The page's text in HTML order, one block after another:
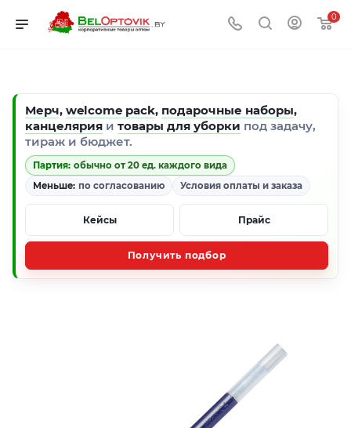
0
Мерч, welcome pack, подарочные наборы,
канцелярия и товары для уборки под задачу,
тираж и бюджет.
Партия: обычно от 20 ед. каждого вида
Меньше: по согласованию Условия оплаты и заказа
Кейсы Прайс
Получить подбор